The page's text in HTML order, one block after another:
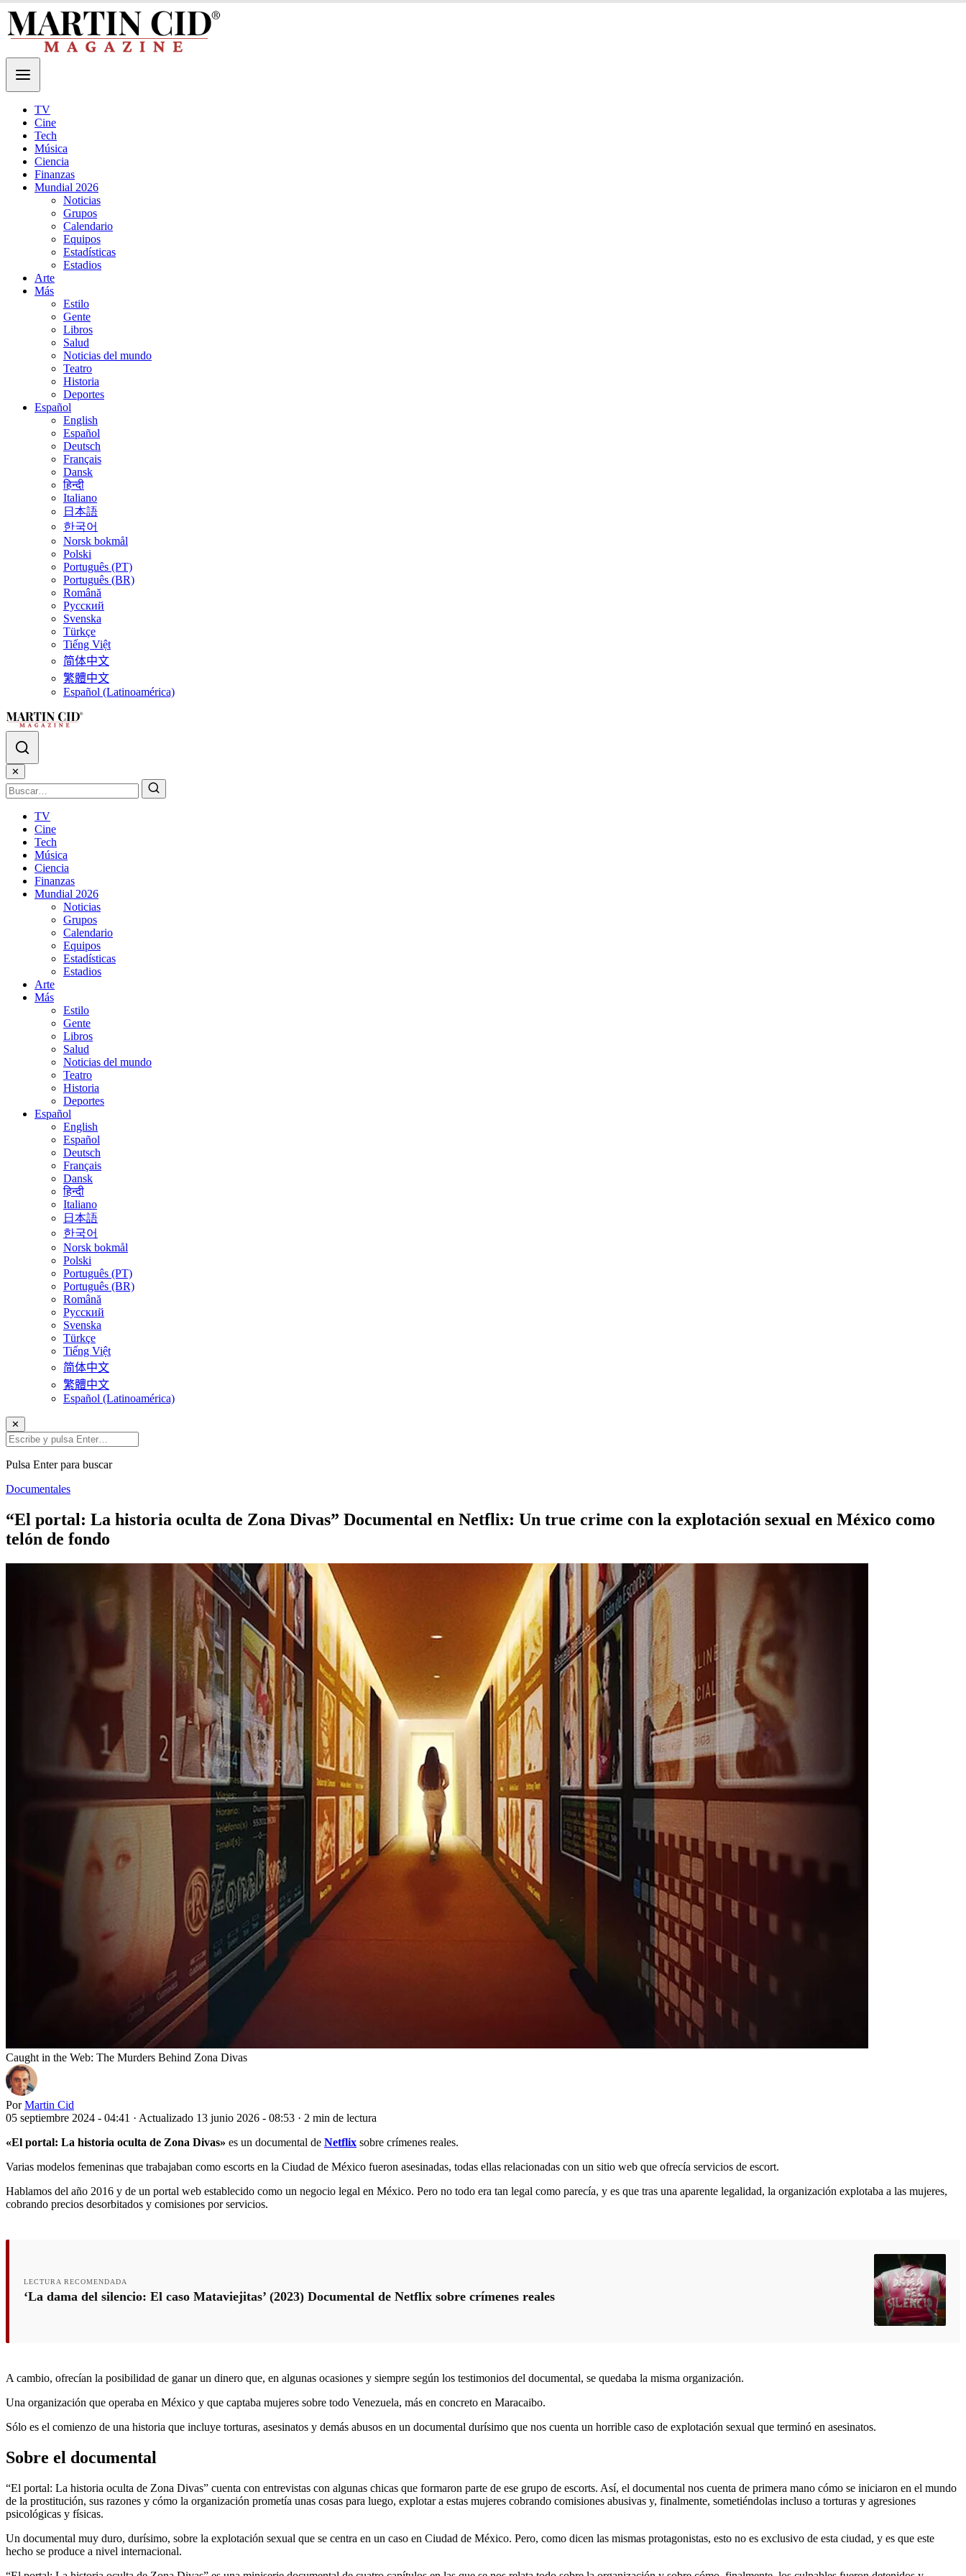
TV
Cine
Tech
Música
Ciencia
Finanzas
Mundial 2026
Noticias
Grupos
Calendario
Equipos
Estadísticas
Estadios
Arte
Más
Estilo
Gente
Libros
Salud
Noticias del mundo
Teatro
Historia
Deportes
Español
English
Español
Deutsch
Français
Dansk
हिन्दी
Italiano
日本語
한국어
Norsk bokmål
Polski
Português (PT)
Português (BR)
Română
Русский
Svenska
Türkçe
Tiếng Việt
简体中文
繁體中文
Español (Latinoamérica)
✕
TV
Cine
Tech
Música
Ciencia
Finanzas
Mundial 2026
Noticias
Grupos
Calendario
Equipos
Estadísticas
Estadios
Arte
Más
Estilo
Gente
Libros
Salud
Noticias del mundo
Teatro
Historia
Deportes
Español
English
Español
Deutsch
Français
Dansk
हिन्दी
Italiano
日本語
한국어
Norsk bokmål
Polski
Português (PT)
Português (BR)
Română
Русский
Svenska
Türkçe
Tiếng Việt
简体中文
繁體中文
Español (Latinoamérica)
✕
Pulsa Enter para buscar
Documentales
“El portal: La historia oculta de Zona Divas” Documental en Netflix: Un true crime con la explotación sexual en México como
telón de fondo
Caught in the Web: The Murders Behind Zona Divas
Por Martin Cid
05 septiembre 2024 - 04:41 · Actualizado 13 junio 2026 - 08:53 · 2 min de lectura
«El portal: La historia oculta de Zona Divas» es un documental de Netflix sobre crímenes reales.
Varias modelos femeninas que trabajaban como escorts en la Ciudad de México fueron asesinadas, todas ellas relacionadas con un sitio web que ofrecía servicios de escort.
Hablamos del año 2016 y de un portal web establecido como un negocio legal en México. Pero no todo era tan legal como parecía, y es que tras una aparente legalidad, la organización explotaba a las mujeres,
cobrando precios desorbitados y comisiones por servicios.
LECTURA RECOMENDADA
‘La dama del silencio: El caso Mataviejitas’ (2023) Documental de Netflix sobre crímenes reales
A cambio, ofrecían la posibilidad de ganar un dinero que, en algunas ocasiones y siempre según los testimonios del documental, se quedaba la misma organización.
Una organización que operaba en México y que captaba mujeres sobre todo Venezuela, más en concreto en Maracaibo.
Sólo es el comienzo de una historia que incluye torturas, asesinatos y demás abusos en un documental durísimo que nos cuenta un horrible caso de explotación sexual que terminó en asesinatos.
Sobre el documental
“El portal: La historia oculta de Zona Divas” cuenta con entrevistas con algunas chicas que formaron parte de ese grupo de escorts. Así, el documental nos cuenta de primera mano cómo se iniciaron en el mundo
de la prostitución, sus razones y cómo la organización prometía unas cosas para luego, explotar a estas mujeres cobrando comisiones abusivas y, finalmente, sometiéndolas incluso a torturas y agresiones
psicológicas y físicas.
Un documental muy duro, durísimo, sobre la explotación sexual que se centra en un caso en Ciudad de México. Pero, como dicen las mismas protagonistas, esto no es exclusivo de esta ciudad, y es que este
hecho se produce a nivel internacional.